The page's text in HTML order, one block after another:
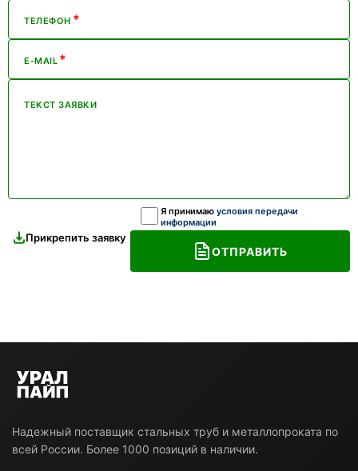
ТЕЛЕФОН *
E-MAIL *
ТЕКСТ ЗАЯВКИ
Прикрепить заявку
Я принимаю условия передачи
информации
ОТПРАВИТЬ
Надежный поставщик стальных труб и металлопроката по
всей России. Более 1000 позиций в наличии.